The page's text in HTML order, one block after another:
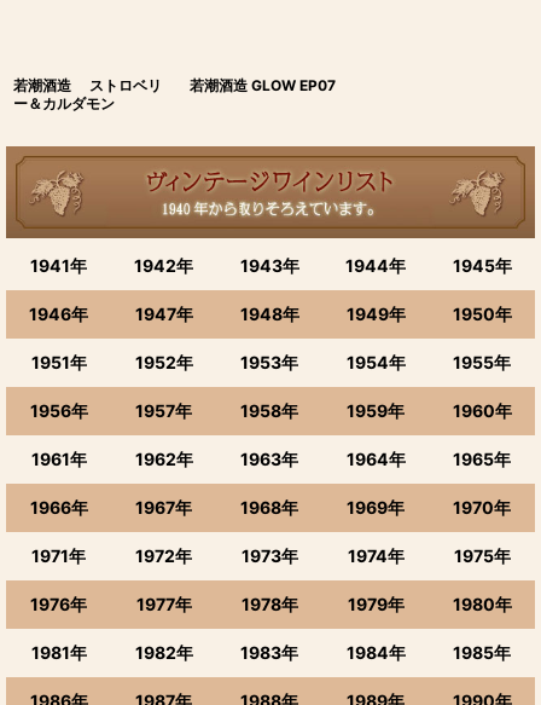
若潮酒造 ストロベリ
ー＆カルダモン
若潮酒造 GLOW EP07
1941年 1942年 1943年 1944年 1945年
1946年 1947年 1948年 1949年 1950年
1951年 1952年 1953年 1954年 1955年
1956年 1957年 1958年 1959年 1960年
1961年 1962年 1963年 1964年 1965年
1966年 1967年 1968年 1969年 1970年
1971年 1972年 1973年 1974年 1975年
1976年 1977年 1978年 1979年 1980年
1981年 1982年 1983年 1984年 1985年